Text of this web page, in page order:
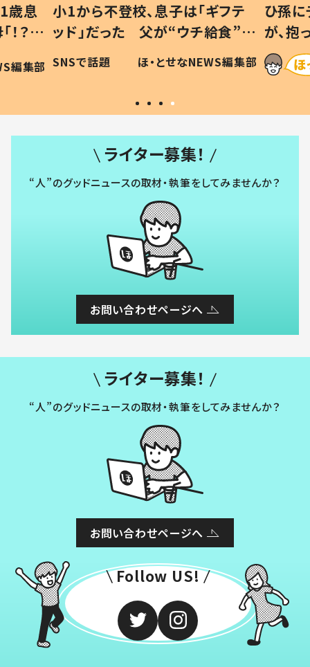
歳息
？」
編集部
小1から不登校、息子は「ギフテ
ッド」だった 父が“ウチ給食”を
作り続ける理由とは #令和の親
#令和の子
SNSで話題 ほ・とせなNEWS編集部
ひ孫
が、
「涙が
い」
ライター募集！
“人”のグッドニュースの取材・執筆をしてみませんか？
お問い合わせページへ
ライター募集！
“人”のグッドニュースの取材・執筆をしてみませんか？
お問い合わせページへ
Follow US!